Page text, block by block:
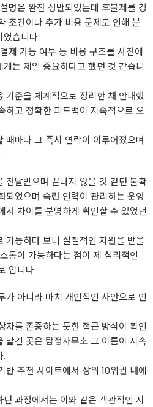
명은 완전 상반되었는데 후불제를 강
조건이나 추가 비용 문제로 인해 분
었습니다.
제 가능 여부 등 비용 구조를 사전에
는 제일 중요하다고 했던 것 같습니
기준을 체계적으로 정리한 채 안내했
하고 정확한 피드백이 지속적으로 오
때마다 그 즉시 연락이 이루어졌으며
전달받으며 끝나지 않을 것 같던 불확
되었으며 숙련 인력이 관리하는 운영
서 차이를 분명하게 확인할 수 있었던
가능하다 보니 실질적인 지원을 받을
통이 가능하다는 점이 제 심리적인
압니다.
가 아니라 마치 개인적인 사안으로 인
자를 존중하는 듯한 접근 방식이 확인
맡긴 곳은 탐정사무소 그 이름이 지속
.
반 추천 사이트에서 상위 10위권 내에
과정에서는 이와 같은 객관적인 지